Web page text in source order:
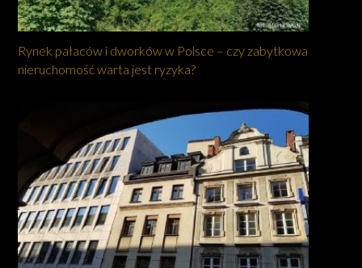
Rynek pałaców i dworków w Polsce – czy zabytkowa
nieruchomość warta jest ryzyka?